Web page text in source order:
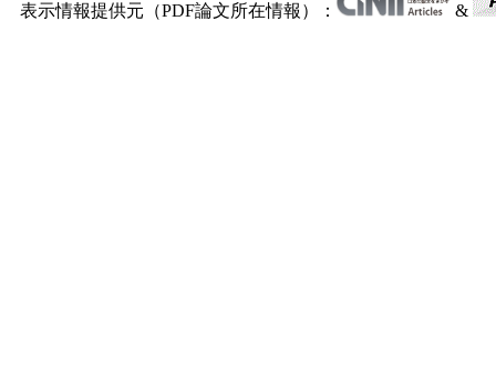
表示情報提供元（PDF論文所在情報）： &